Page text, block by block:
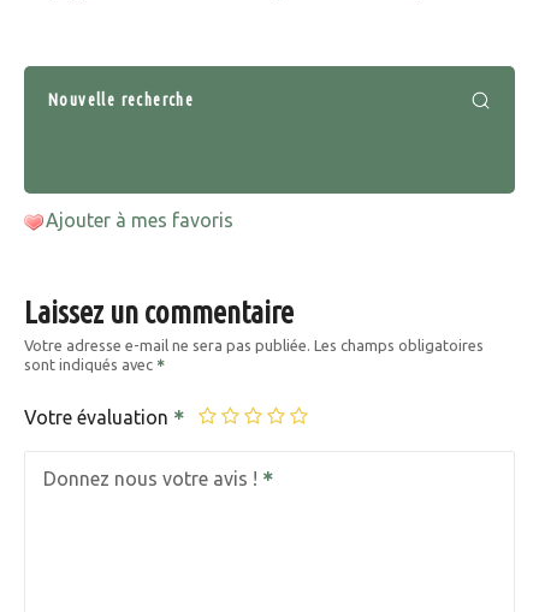
Nouvelle recherche
Ajouter à mes favoris
Laissez un commentaire
Votre adresse e-mail ne sera pas publiée. Les champs obligatoires
sont indiqués avec
Votre évaluation
Donnez nous votre avis !